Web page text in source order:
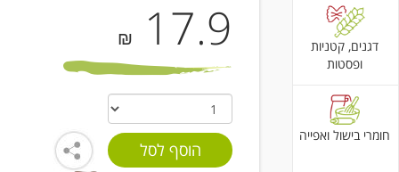
דגנים, קטניות
ופסטות
חומרי בישול ואפייה
17.9
₪